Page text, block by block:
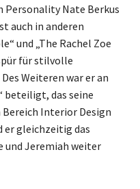
Nate Berkus
auch in anderen
und „The Rachel Zoe
für stilvolle
Weiteren war er an
beteiligt, das seine
Bereich Interior Design
gleichzeitig das
und Jeremiah weiter